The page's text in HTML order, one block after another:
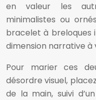
en valeur les
minimalistes ou
bracelet à breloques
dimension narrative à
Pour marier ces
désordre visuel,
de la main, suivi